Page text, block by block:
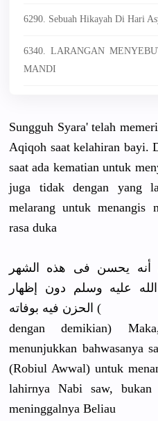
6290. Sebuah Hikayah Di Hari
6340. LARANGAN
MANDI
Sungguh Syara' telah
Aqiqoh saat kelahiran bayi.
saat ada kematian untuk
juga tidak dengan yang
melarang untuk menangis
rasa duka
ﺃﻧﻪ ﻳﺤﺴﻦ ﻓﻰ ﻫﺬﻩ ﺍﻟﺸﻬﺮ
ﻋﻠﻴﻪ ﻭﺳﻠﻢ ﺩﻭﻥ ﺇﻇﻬﺎﺭ
(
dengan demikian)
menunjukkan bahwasanya
(Robiul Awwal) untuk
lahirnya Nabi saw, bukan
meninggalnya Beliau